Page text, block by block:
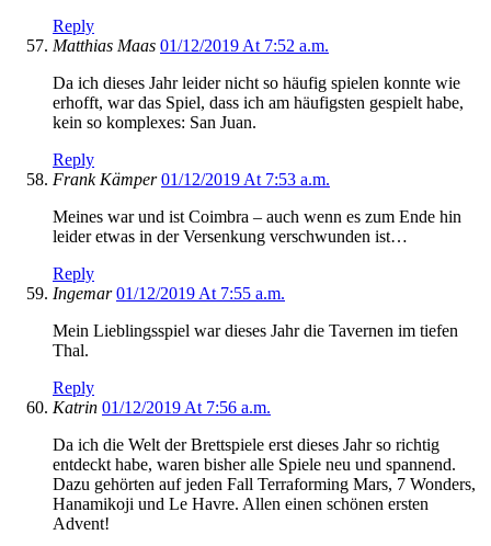
Reply
Matthias Maas 01/12/2019 At 7:52 a.m.
Da ich dieses Jahr leider nicht so häufig spielen konnte wie
erhofft, war das Spiel, dass ich am häufigsten gespielt habe,
kein so komplexes: San Juan.
Reply
Frank Kämper 01/12/2019 At 7:53 a.m.
Meines war und ist Coimbra – auch wenn es zum Ende hin
leider etwas in der Versenkung verschwunden ist…
Reply
Ingemar 01/12/2019 At 7:55 a.m.
Mein Lieblingsspiel war dieses Jahr die Tavernen im tiefen
Thal.
Reply
Katrin 01/12/2019 At 7:56 a.m.
Da ich die Welt der Brettspiele erst dieses Jahr so richtig
entdeckt habe, waren bisher alle Spiele neu und spannend.
Dazu gehörten auf jeden Fall Terraforming Mars, 7 Wonders,
Hanamikoji und Le Havre. Allen einen schönen ersten
Advent!